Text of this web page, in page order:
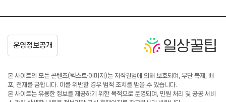
본 사이트의 모든 콘텐츠(텍스트·이미지)는 저작권법에 의해 보호되며, 무단 복제, 배
포, 전재를 금합니다. 이를 위반할 경우 법적 조치를 받을 수 있습니다.
본 사이트는 유용한 정보를 제공하기 위한 목적으로 운영되며, 민원 처리 및 공공 서비